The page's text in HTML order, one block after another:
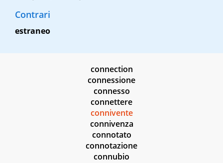
Contrari
estraneo
connection
connessione
connesso
connettere
connivente
connivenza
connotato
connotazione
connubio